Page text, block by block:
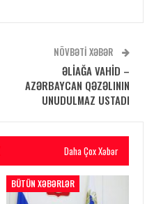
NÖVBƏTI XƏBƏR
ƏLİAĞA VAHİD –
AZƏRBAYCAN QƏZƏLININ
UNUDULMAZ USTADI
Daha Çox Xəbər
BÜTÜN XƏBƏRLƏR